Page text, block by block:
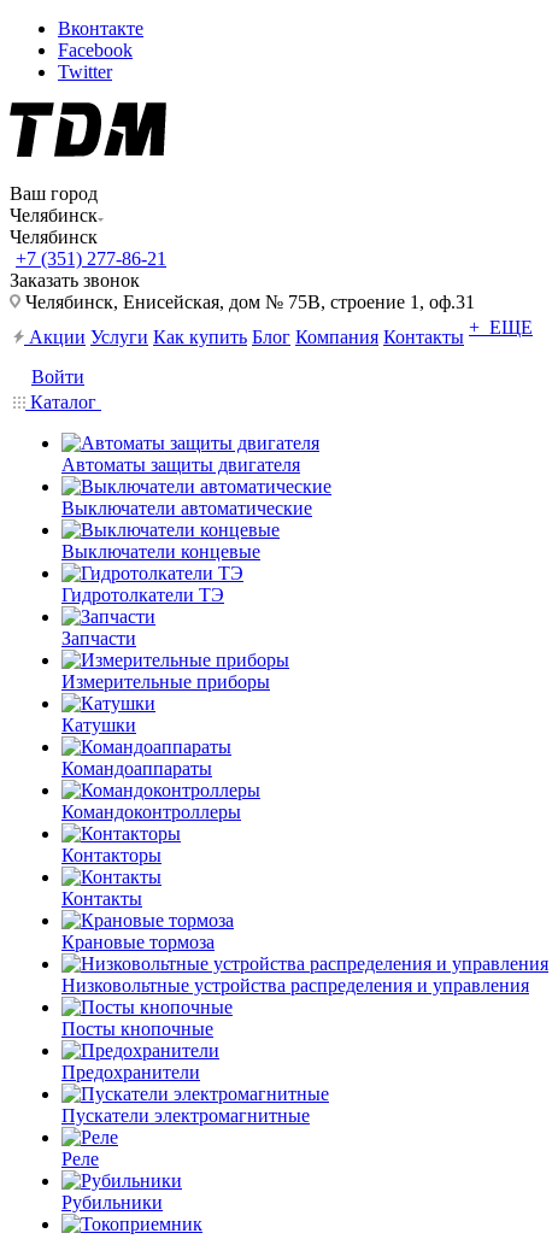
Вконтакте
Facebook
Twitter
Ваш город
Челябинск
Челябинск
+7 (351) 277-86-21
Заказать звонок
Челябинск, Енисейская, дом № 75В, строение 1, оф.31
Акции Услуги Как купить Блог Компания Контакты + ЕЩЕ
Войти
Каталог
Автоматы защиты двигателя
Выключатели автоматические
Выключатели концевые
Гидротолкатели ТЭ
Запчасти
Измерительные приборы
Катушки
Командоаппараты
Командоконтроллеры
Контакторы
Контакты
Крановые тормоза
Низковольтные устройства распределения и управления
Посты кнопочные
Предохранители
Пускатели электромагнитные
Реле
Рубильники